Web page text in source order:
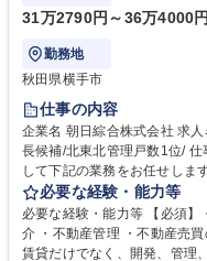
31万2790円～36万4000円
勤務地
秋田県横手市
仕事の内容
企業名 朝日綜合株式会社 求人名 【横手市】賃貸仲介/アパマンショップ店
長候補/北東北管理戸数1位/ 仕事の内容 ・アパマンショップの店長候補と
して下記の業務をお任せしま
で事業展開している為、キャリアパスが豊
件の仕入・取得、リノベーシ
日々の進捗管理・スタッフ教
は私有車を使用します。 【サ
必要な経験・能力等
必要な経験・能力等 【必須
介 ・不動産管理 ・不動産売
賃貸だけでなく、開発、管理